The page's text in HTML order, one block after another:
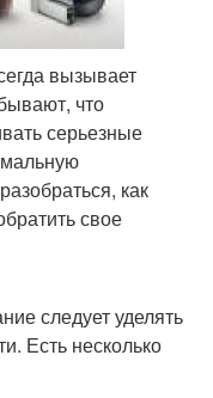
вызывает
что
серьезные
как
свое
следует уделять
Есть несколько